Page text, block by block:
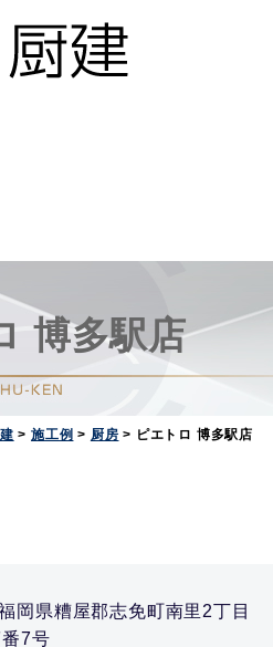
博多駅店
>施工例 > 厨房 > ピエトロ 博多駅店
岡県糟屋郡志免町南里2丁目
7号